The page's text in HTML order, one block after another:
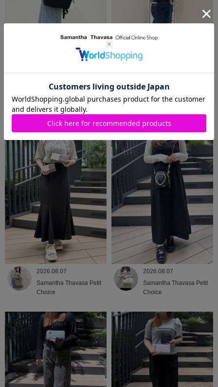
2026.08.08
Samantha Thavasa
2026.08.07
2026.08.07
Samantha Thavasa Petit
Choice
2026.08.07
Samantha Thavasa Petit
Choice